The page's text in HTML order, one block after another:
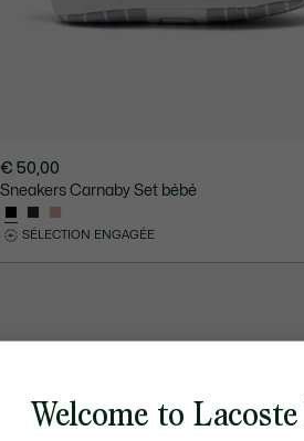
€ 50,00
Sneakers Carnaby Set bébé
SÉLECTION ENGAGÉE
Welcome to